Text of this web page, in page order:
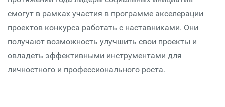
смогут в рамках участия в программе акселерации
проектов конкурса работать с наставниками. Они
получают возможность улучшить свои проекты и
овладеть эффективными инструментами для
личностного и профессионального роста.